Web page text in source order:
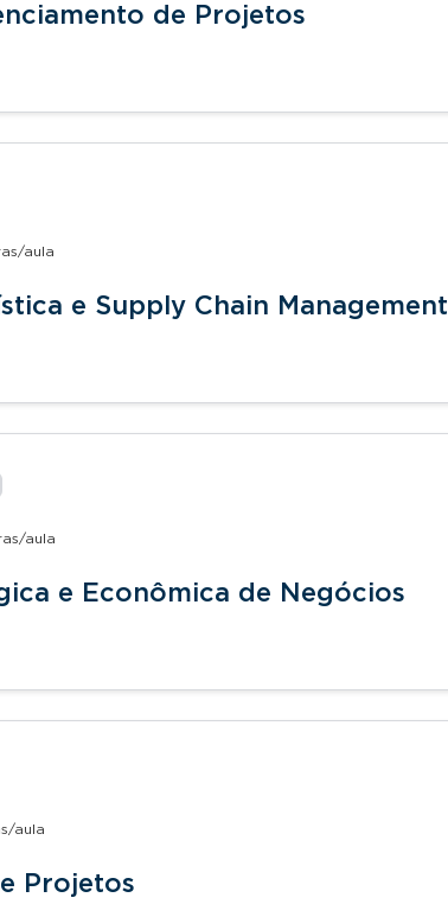
de Projetos
aula
e Supply Chain Management
aula
e Econômica de Negócios
aula
Projetos